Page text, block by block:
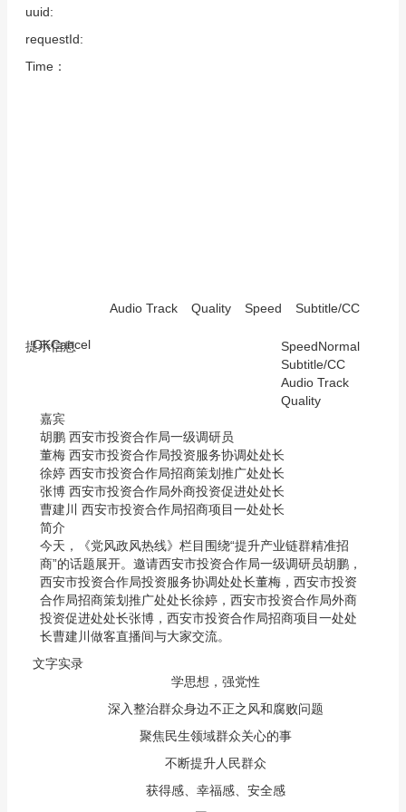
uuid:
requestId:
Time：
提示信息
Subtitle/CC
Speed
Quality
Audio Track
SpeedNormal
Subtitle/CC
Audio Track
Quality
OKCancel
嘉宾
胡鹏 西安市投资合作局一级调研员
董梅 西安市投资合作局投资服务协调处处长
徐婷 西安市投资合作局招商策划推广处处长
张博 西安市投资合作局外商投资促进处处长
曹建川 西安市投资合作局招商项目一处处长
简介
今天，《党风政风热线》栏目围绕“提升产业链群精准招
商”的话题展开。邀请西安市投资合作局一级调研员胡鹏，
西安市投资合作局投资服务协调处处长董梅，西安市投资
合作局招商策划推广处处长徐婷，西安市投资合作局外商
投资促进处处长张博，西安市投资合作局招商项目一处处
长曹建川做客直播间与大家交流。
文字实录
学思想，强党性
深入整治群众身边不正之风和腐败问题
聚焦民生领域群众关心的事
不断提升人民群众
获得感、幸福感、安全感